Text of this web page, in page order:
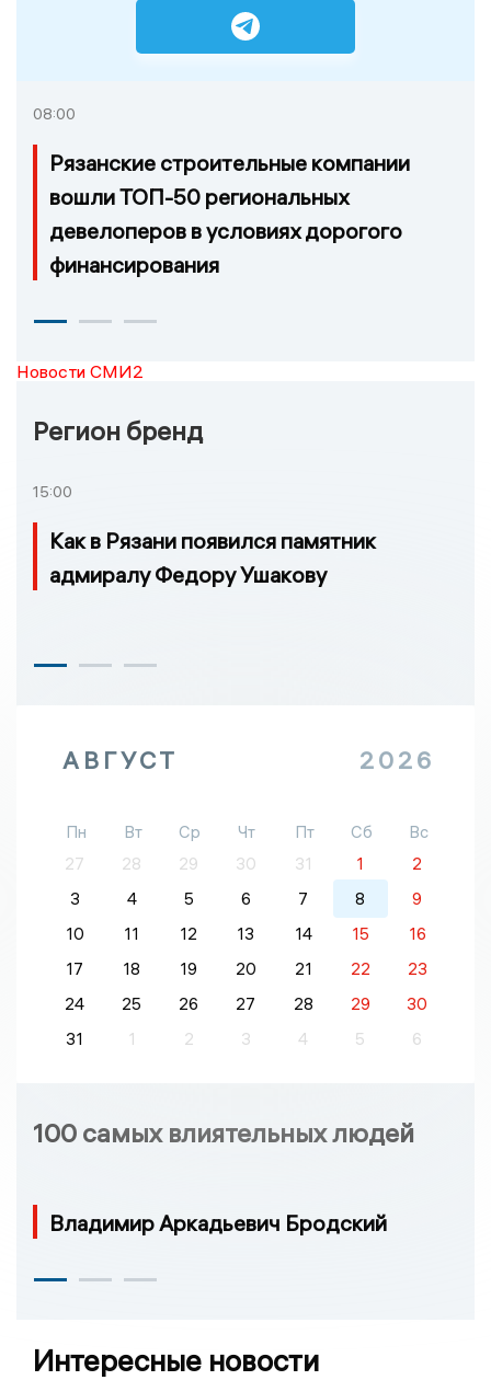
08:00
Рязанские строительные компании
вошли ТОП-50 региональных
девелоперов в условиях дорогого
финансирования
Новости СМИ2
Регион бренд
15:00
Как в Рязани появился памятник
адмиралу Федору Ушакову
АВГУСТ 2026
Пн Вт Ср Чт Пт Сб
Вс
27
28 29 30 31 1
2
3
4 5 6 7 8
9
10
11 12 13 14 15
16
17
18 19 20 21 22
23
24
25 26 27 28 29
30
31
1 2 3 4 5 6
100 самых влиятельных людей
Владимир Аркадьевич Бродский
Интересные новости